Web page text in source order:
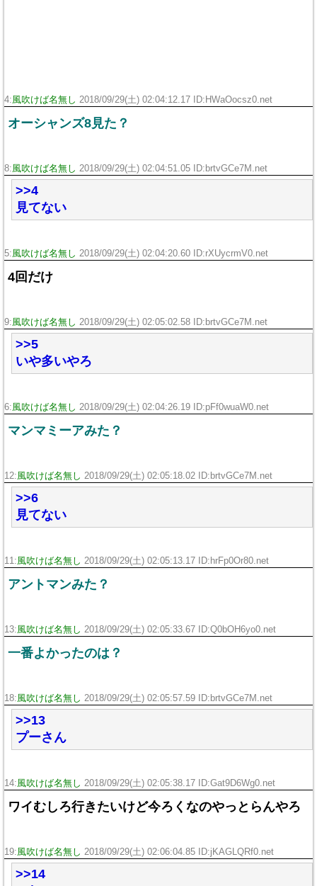
4:風吹けば名無し 2018/09/29(土) 02:04:12.17 ID:HWaOocsz0.net
オーシャンズ8見た？
8:風吹けば名無し 2018/09/29(土) 02:04:51.05 ID:brtvGCe7M.net
>>4
見てない
5:風吹けば名無し 2018/09/29(土) 02:04:20.60 ID:rXUycrmV0.net
4回だけ
9:風吹けば名無し 2018/09/29(土) 02:05:02.58 ID:brtvGCe7M.net
>>5
いや多いやろ
6:風吹けば名無し 2018/09/29(土) 02:04:26.19 ID:pFf0wuaW0.net
マンマミーアみた？
12:風吹けば名無し 2018/09/29(土) 02:05:18.02 ID:brtvGCe7M.net
>>6
見てない
11:風吹けば名無し 2018/09/29(土) 02:05:13.17 ID:hrFp0Or80.net
アントマンみた？
13:風吹けば名無し 2018/09/29(土) 02:05:33.67 ID:Q0bOH6yo0.net
一番よかったのは？
18:風吹けば名無し 2018/09/29(土) 02:05:57.59 ID:brtvGCe7M.net
>>13
プーさん
14:風吹けば名無し 2018/09/29(土) 02:05:38.17 ID:Gat9D6Wg0.net
ワイむしろ行きたいけど今ろくなのやっとらんやろ
19:風吹けば名無し 2018/09/29(土) 02:06:04.85 ID:jKAGLQRf0.net
>>14